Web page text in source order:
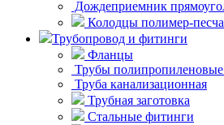
Дождеприемник
Колодцы полимер-
Трубопровод и фитинги
Фланцы
Трубы
Труба канализационная
Трубная заготовка
Стальные фитинги